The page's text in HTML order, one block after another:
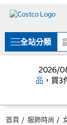
單
全站分類
2026/
品 ，買
首頁 服飾時尚